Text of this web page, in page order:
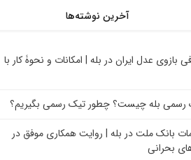
آخرین نوشته‌ها
بازوی عدل ایران در بله | امکانات و نحوۀ کار با
رسمی بله چیست؟ چطور تیک رسمی بگیریم؟
بانک ملت در بله | روایت همکاری موفق در
بحرانی